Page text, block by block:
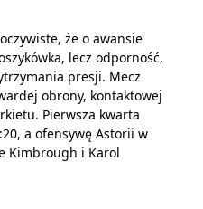
że o awansie
lecz odporność,
presji. Mecz
obrony, kontaktowej
Pierwsza kwarta
a ofensywę Astorii w
Kimbrough i Karol